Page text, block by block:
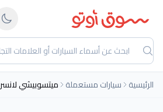
الرئيسية سيارات مستعملة ميتسوبيشي لانسر 2016